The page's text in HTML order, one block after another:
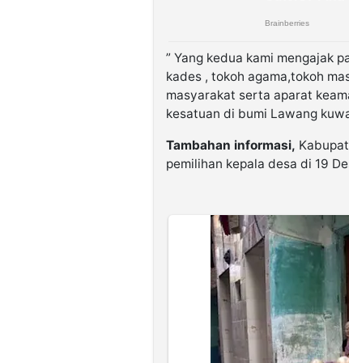
” Yang kedua kami mengajak
kades , tokoh agama,tokoh
masyarakat serta aparat
kesatuan di bumi Lawang
Tambahan informasi,
pemilihan kepala desa di 19